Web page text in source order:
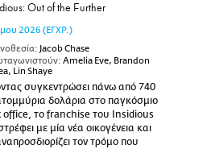
Out of the Further
2026 (ΕΓΧΡ.)
Jacob Chase
Amelia Eve, Brandon
Lin Shaye
συγκεντρώσει πάνω από 740
δολάρια στο παγκόσμιο
office, το franchise του Insidious
με μία νέα οικογένεια και
τον τρόμο που